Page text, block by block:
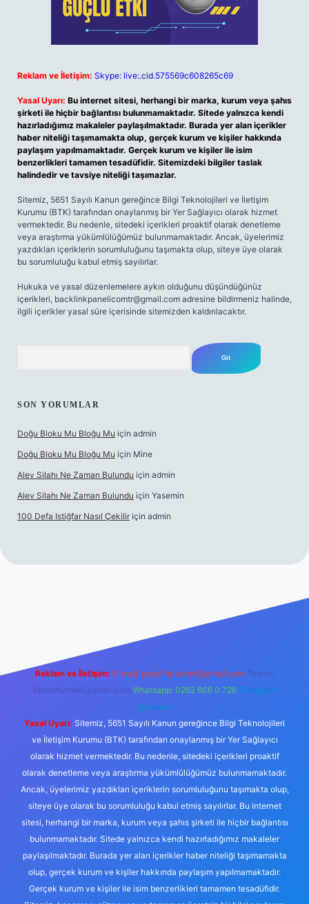
Reklam ve İletişim: Skype: live:.cid.575569c608265c69
Yasal Uyarı: Bu internet sitesi, herhangi bir marka, kurum veya şahıs
şirketi ile hiçbir bağlantısı bulunmamaktadır. Sitede yalnızca kendi
hazırladığımız makaleler paylaşılmaktadır. Burada yer alan içerikler
haber niteliği taşımamakta olup, gerçek kurum ve kişiler hakkında
paylaşım yapılmamaktadır. Gerçek kurum ve kişiler ile isim
benzerlikleri tamamen tesadüfidir. Sitemizdeki bilgiler taslak
halindedir ve tavsiye niteliği taşımazlar.
Sitemiz, 5651 Sayılı Kanun gereğince Bilgi Teknolojileri ve İletişim
Kurumu (BTK) tarafından onaylanmış bir Yer Sağlayıcı olarak hizmet
vermektedir. Bu nedenle, sitedeki içerikleri proaktif olarak denetleme
veya araştırma yükümlülüğümüz bulunmamaktadır. Ancak, üyelerimiz
yazdıkları içeriklerin sorumluluğunu taşımakta olup, siteye üye olarak
bu sorumluluğu kabul etmiş sayılırlar.
Hukuka ve yasal düzenlemelere aykırı olduğunu düşündüğünüz
içerikleri, backlinkpanelicomtr@gmail.com adresine bildirmeniz halinde,
ilgili içerikler yasal süre içerisinde sitemizden kaldırılacaktır.
SON YORUMLAR
Doğu Bloku Mu Bloğu Mu için admin
Doğu Bloku Mu Bloğu Mu için Mine
Alev Silahı Ne Zaman Bulundu için admin
Alev Silahı Ne Zaman Bulundu için Yasemin
100 Defa Istiğfar Nasıl Çekilir için admin
Reklam ve İletişim: E-mail: backlinkpaneli@gmail.com Teams:
forumhizmeti@gmail.com Whatsapp: 0262 606 0 726 Telegram:
@karabul
Yasal Uyarı: Sitemiz, 5651 Sayılı Kanun gereğince Bilgi Teknolojileri
ve İletişim Kurumu (BTK) tarafından onaylanmış bir Yer Sağlayıcı
olarak hizmet vermektedir. Bu nedenle, sitedeki içerikleri proaktif
olarak denetleme veya araştırma yükümlülüğümüz bulunmamaktadır.
Ancak, üyelerimiz yazdıkları içeriklerin sorumluluğunu taşımakta olup,
siteye üye olarak bu sorumluluğu kabul etmiş sayılırlar. Bu internet
sitesi, herhangi bir marka, kurum veya şahıs şirketi ile hiçbir bağlantısı
bulunmamaktadır. Sitede yalnızca kendi hazırladığımız makaleler
paylaşılmaktadır. Burada yer alan içerikler haber niteliği taşımamakta
olup, gerçek kurum ve kişiler hakkında paylaşım yapılmamaktadır.
Gerçek kurum ve kişiler ile isim benzerlikleri tamamen tesadüfidir.